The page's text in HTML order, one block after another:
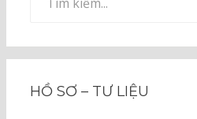
kiếm
HỒ SƠ – TƯ LIỆU